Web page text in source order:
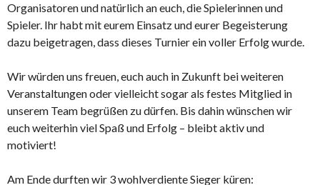
Organisatoren und natürlich an euch, die Spielerinnen und
Spieler. Ihr habt mit eurem Einsatz und eurer Begeisterung
dazu beigetragen, dass dieses Turnier ein voller Erfolg wurde.
Wir würden uns freuen, euch auch in Zukunft bei weiteren
Veranstaltungen oder vielleicht sogar als festes Mitglied in
unserem Team begrüßen zu dürfen. Bis dahin wünschen wir
euch weiterhin viel Spaß und Erfolg – bleibt aktiv und
motiviert!
Am Ende durften wir 3 wohlverdiente Sieger küren: